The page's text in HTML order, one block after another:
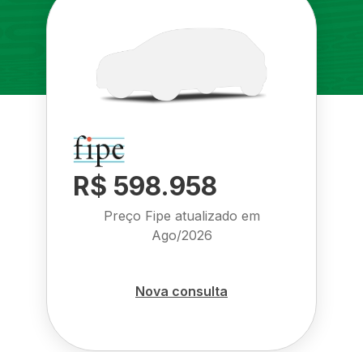
R$ 598.958
Preço Fipe atualizado em
Ago/2026
Nova consulta